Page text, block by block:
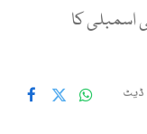
قومی اسمبلی کا
ڈیٹ